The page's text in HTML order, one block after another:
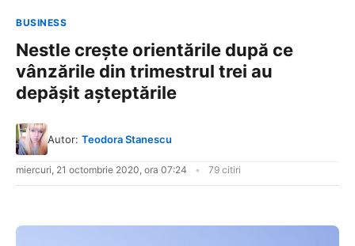
BUSINESS
Nestle crește orientările după ce
vânzările din trimestrul trei au
depășit așteptările
Autor: Teodora Stanescu
miercuri, 21 octombrie 2020, ora 07:24 79 citiri